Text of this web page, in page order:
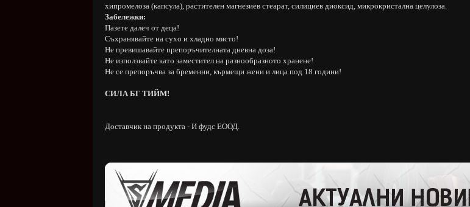
хипромелоза (капсула), растителен магнезиев стеарат, силициев диоксид, микрокристална целулоза.
Забележки:
Пазете далеч от деца!
Съхранявайте на сухо и хладно място!
Не превишавайте препоръчителната дневна доза!
Не използвайте като заместител на разнообразното хранене!
Не се препоръчва за бременни, кърмещи жени и лица под 18 години!
СИЛА БГ ТИЙМ!
Доставчик на продукта - И фудс ЕООД.